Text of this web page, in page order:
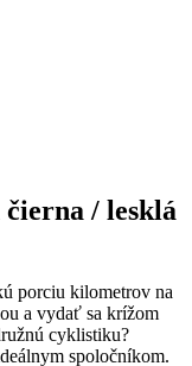
/ lesklá
porciu kilometrov na
a vydať sa krížom
cyklistiku?
spoločníkom.